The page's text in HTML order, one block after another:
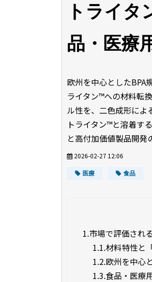
トライ
品・医療
欧州を中心としたBPA
ライタン™への材料転
ル性を、二色成形によ
トライタン™と溶着す
と高付加価値製品開発
2026-02-27 12:06
医療 食品
1.市場で評価され
1.1.材料特性と
1.2.欧州を中心
1.3.食品・医療